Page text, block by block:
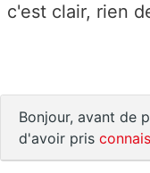
c'est clair, rien
Bonjour, avant de
d'avoir pris